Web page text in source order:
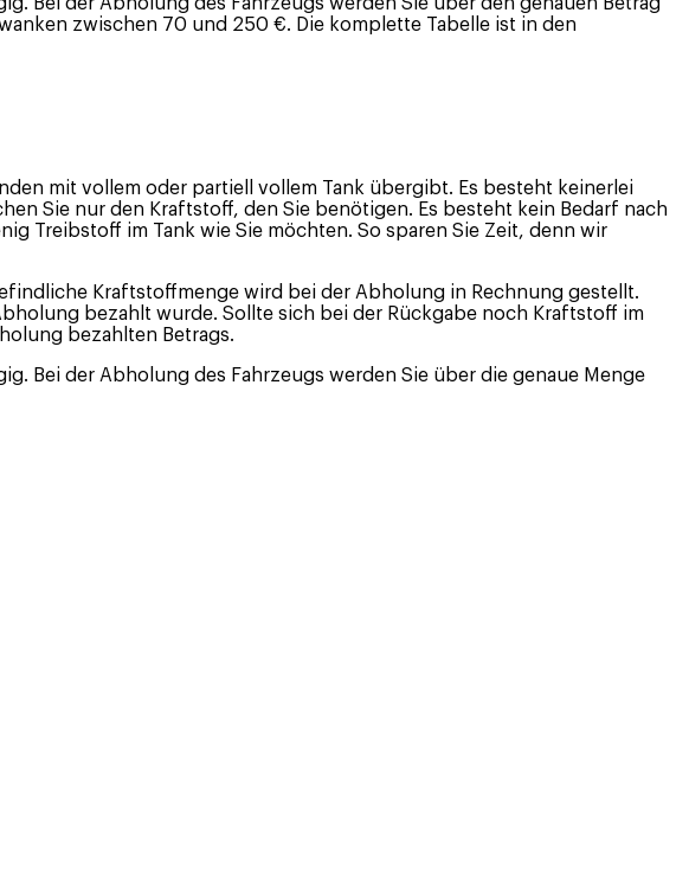
Bei der Abholung des Fahrzeugs werden Sie über den genauen Betrag
zwischen 70 und 250 €. Die komplette Tabelle ist in den
mit vollem oder partiell vollem Tank übergibt. Es besteht keinerlei
Sie nur den Kraftstoff, den Sie benötigen. Es besteht kein Bedarf nach
Treibstoff im Tank wie Sie möchten. So sparen Sie Zeit, denn wir
Kraftstoffmenge wird bei der Abholung in Rechnung gestellt.
bezahlt wurde. Sollte sich bei der Rückgabe noch Kraftstoff im
bezahlten Betrags.
Bei der Abholung des Fahrzeugs werden Sie über die genaue Menge